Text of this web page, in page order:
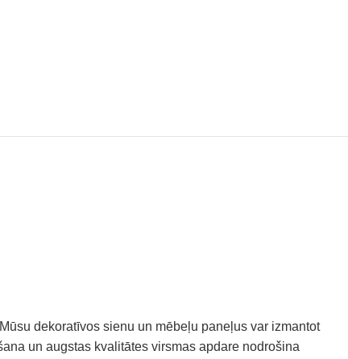
dekoratīvos sienu un mēbeļu paneļus var izmantot
un augstas kvalitātes virsmas apdare nodrošina